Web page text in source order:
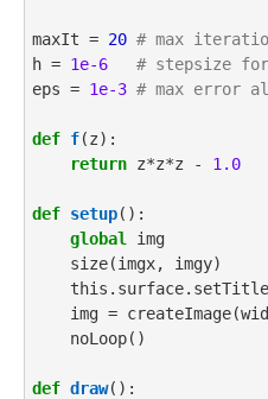
maxIt = 20 # max
h = 1e-6
# stepsize
eps = 1e-3 # max error
def f(z):
return z*z*z - 1.0
def setup():
global
img
def draw():